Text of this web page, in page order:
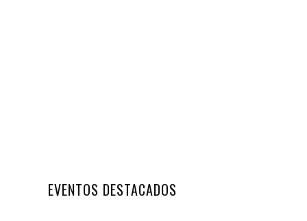
EVENTOS DESTACADOS